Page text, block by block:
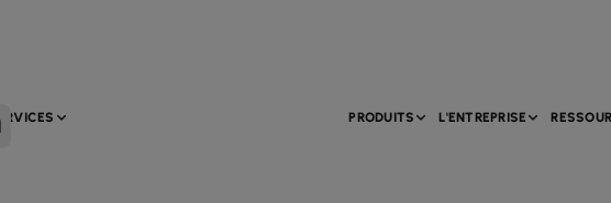
PRODUITS L'ENTREPRISE